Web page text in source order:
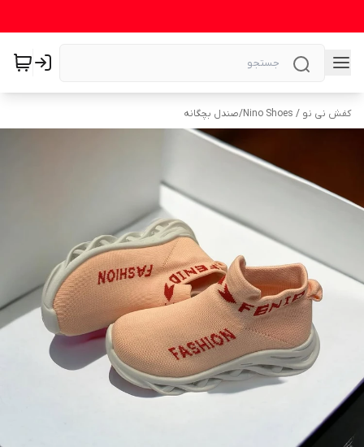
کفش نی نو / Nino Shoes /صندل بچگانه